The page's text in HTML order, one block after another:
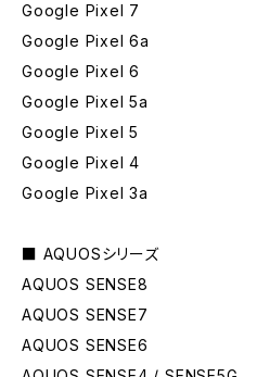
Google Pixel 7
Google Pixel 6a
Google Pixel 6
Google Pixel 5a
Google Pixel 5
Google Pixel 4
Google Pixel 3a
■ AQUOSシリーズ
AQUOS SENSE8
AQUOS SENSE7
AQUOS SENSE6